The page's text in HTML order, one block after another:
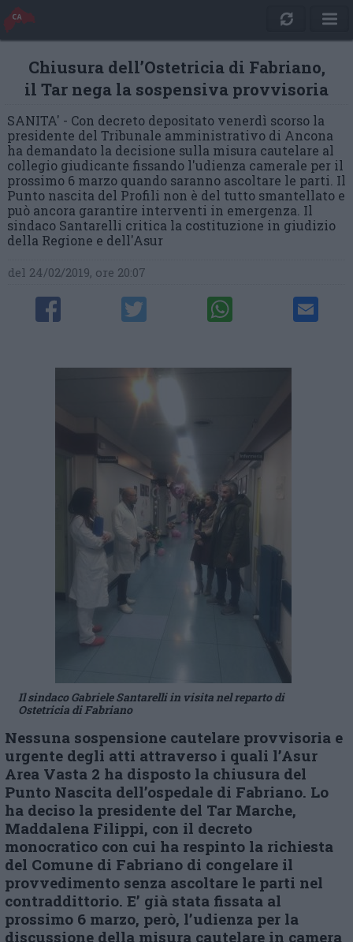
Chiusura dell’Ostetricia di Fabriano,
il Tar nega la sospensiva provvisoria
SANITA' - Con decreto depositato venerdì scorso la
presidente del Tribunale amministrativo di Ancona
ha demandato la decisione sulla misura cautelare al
collegio giudicante fissando l'udienza camerale per il
prossimo 6 marzo quando saranno ascoltare le parti. Il
Punto nascita del Profili non è del tutto smantellato e
può ancora garantire interventi in emergenza. Il
sindaco Santarelli critica la costituzione in giudizio
della Regione e dell'Asur
del 24/02/2019, ore 20:07
Il sindaco Gabriele Santarelli in visita nel reparto di
Ostetricia di Fabriano
Nessuna sospensione cautelare provvisoria e
urgente degli atti attraverso i quali l’Asur
Area Vasta 2 ha disposto la chiusura del
Punto Nascita dell’ospedale di Fabriano. Lo
ha deciso la presidente del Tar Marche,
Maddalena Filippi, con il decreto
monocratico con cui ha respinto la richiesta
del Comune di Fabriano di congelare il
provvedimento senza ascoltare le parti nel
contraddittorio. E’ già stata fissata al
prossimo 6 marzo, però, l’udienza per la
discussione della misura cautelare in camera